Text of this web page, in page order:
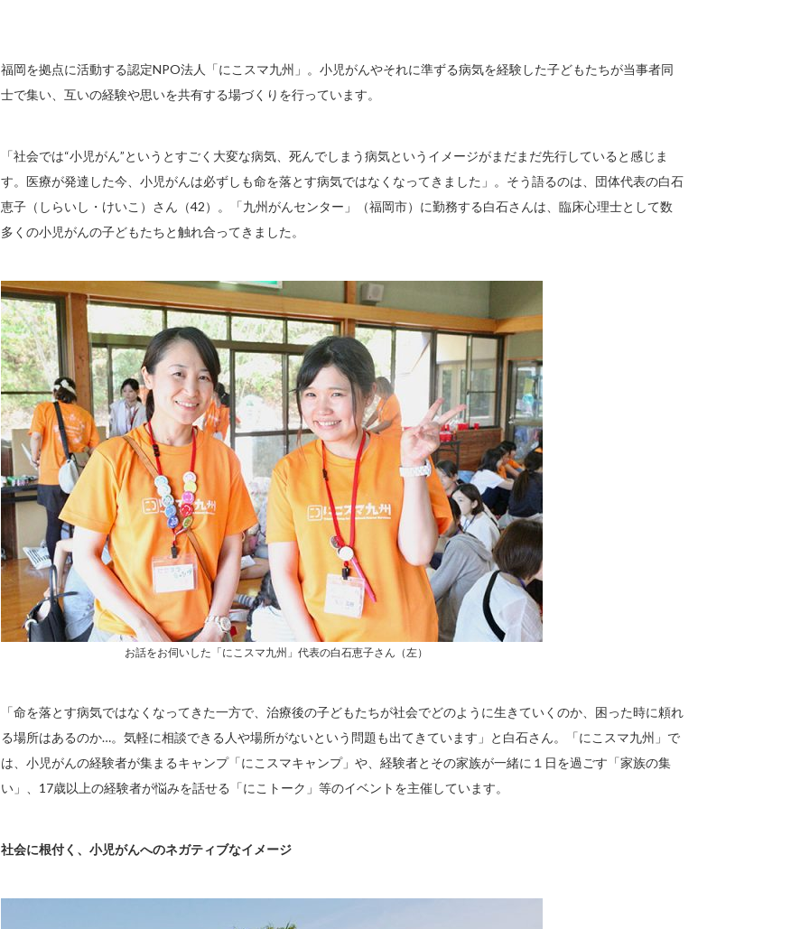
福岡を拠点に活動する認定NPO法人「にこスマ九州」。小児がんやそれに準ずる病気を経験した子どもたちが当事者同
士で集い、互いの経験や思いを共有する場づくりを行っています。
「社会では“小児がん”というとすごく大変な病気、死んでしまう病気というイメージがまだまだ先行していると感じま
す。医療が発達した今、小児がんは必ずしも命を落とす病気ではなくなってきました」。そう語るのは、団体代表の白石
恵子（しらいし・けいこ）さん（42）。「九州がんセンター」（福岡市）に勤務する白石さんは、臨床心理士として数
多くの小児がんの子どもたちと触れ合ってきました。
お話をお伺いした「にこスマ九州」代表の白石恵子さん（左）
「命を落とす病気ではなくなってきた一方で、治療後の子どもたちが社会でどのように生きていくのか、困った時に頼れ
る場所はあるのか…。気軽に相談できる人や場所がないという問題も出てきています」と白石さん。「にこスマ九州」で
は、小児がんの経験者が集まるキャンプ「にこスマキャンプ」や、経験者とその家族が一緒に１日を過ごす「家族の集
い」、17歳以上の経験者が悩みを話せる「にこトーク」等のイベントを主催しています。
社会に根付く、小児がんへのネガティブなイメージ